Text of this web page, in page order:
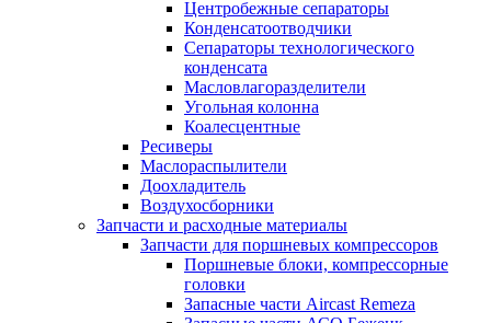
Центробежные сепараторы
Конденсатоотводчики
Сепараторы технологического
конденсата
Масловлагоразделители
Угольная колонна
Коалесцентные
Ресиверы
Маслораспылители
Доохладитель
Воздухосборники
Запчасти и расходные материалы
Запчасти для поршневых компрессоров
Поршневые блоки, компрессорные
головки
Запасные части Aircast Remeza